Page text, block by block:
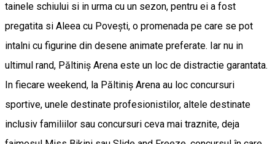
tainele schiului si in urma cu un sezon, pentru ei a fost
pregatita si Aleea cu Povești, o promenada pe care se pot
intalni cu figurine din desene animate preferate. Iar nu in
ultimul rand, Păltiniș Arena este un loc de distractie garantata.
In fiecare weekend, la Păltiniș Arena au loc concursuri
sportive, unele destinate profesionistilor, altele destinate
inclusiv familiilor sau concursuri ceva mai traznite, deja